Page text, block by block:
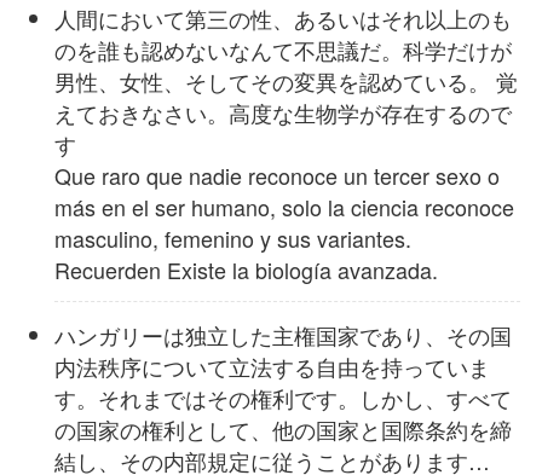
人間において第三の性、あるいはそれ以上のも
のを誰も認めないなんて不思議だ。科学だけが
男性、女性、そしてその変異を認めている。 覚
えておきなさい。高度な生物学が存在するので
す
Que raro que nadie reconoce un tercer sexo o
más en el ser humano, solo la ciencia reconoce
masculino, femenino y sus variantes.
Recuerden Existe la biología avanzada.
ハンガリーは独立した主権国家であり、その国
内法秩序について立法する自由を持っていま
す。それまではその権利です。しかし、すべて
の国家の権利として、他の国家と国際条約を締
結し、その内部規定に従うことがあります…